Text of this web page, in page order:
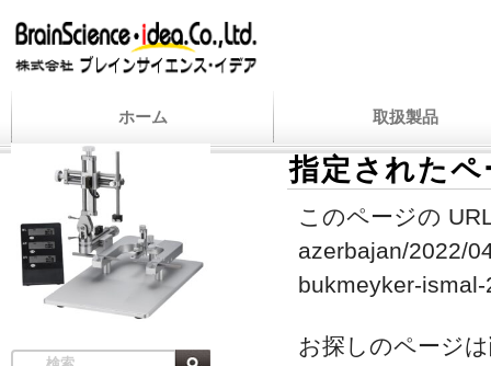
ホーム 取扱製品
指定された
このページの
azerbajan/2022/
bukmeyker-ismal-
お探しのページ